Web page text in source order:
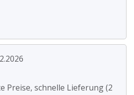
Preise, schnelle Lieferung (2